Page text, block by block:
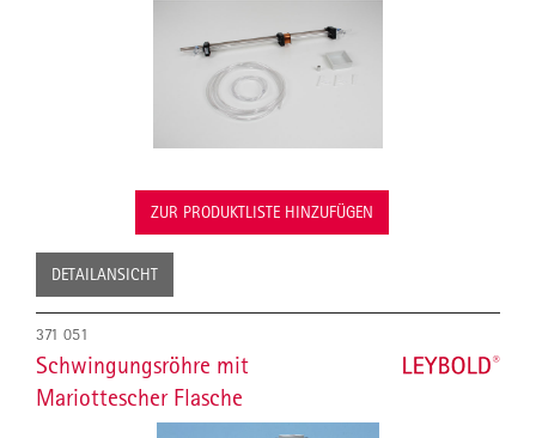
ZUR PRODUKTLISTE HINZUFÜGEN
DETAILANSICHT
371 051
Schwingungsröhre mit
Mariottescher Flasche